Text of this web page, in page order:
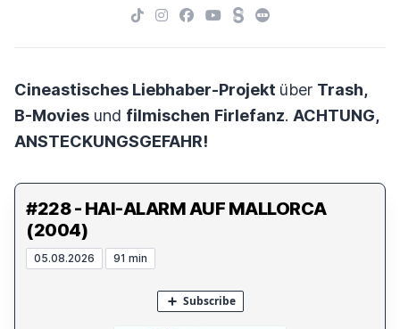
TikTokInstagram
Facebook
YouTube
SteadyLetterboxd
Cineastisches Liebhaber-Projekt über Trash,
B-Movies und filmischen Firlefanz. ACHTUNG,
ANSTECKUNGSGEFAHR!
#228 - HAI-ALARM AUF MALLORCA
(2004)
05.08.2026 91 min